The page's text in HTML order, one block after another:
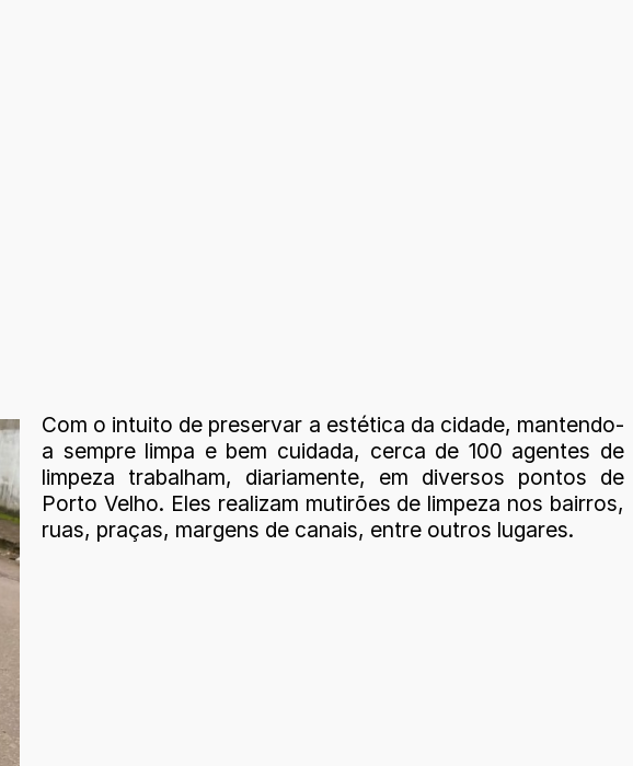
Com o intuito de preservar a estética da cidade, mantendo-
a sempre limpa e bem cuidada, cerca de 100 agentes de
limpeza trabalham, diariamente, em diversos pontos de
Porto Velho. Eles realizam mutirões de limpeza nos bairros,
ruas, praças, margens de canais, entre outros lugares.